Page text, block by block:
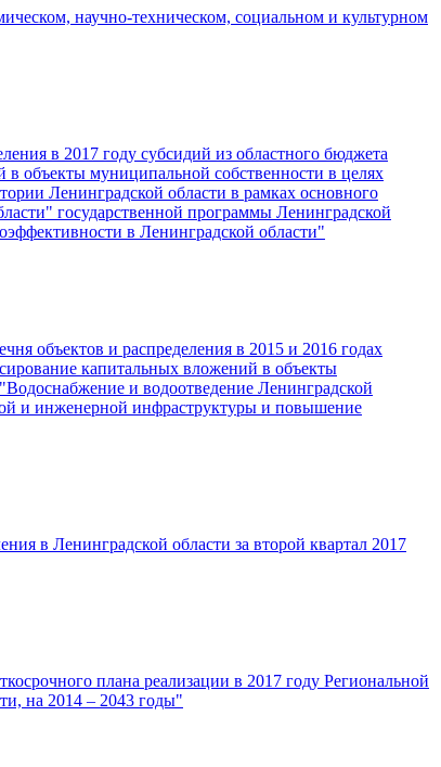
научно-техническом, социальном и культурном
в 2017 году субсидий из областного бюджета
объекты муниципальной собственности в целях
Ленинградской области в рамках основного
государственной программы Ленинградской
в Ленинградской области"
объектов и распределения в 2015 и 2016 годах
капитальных вложений в объекты
и водоотведение Ленинградской
и инженерной инфраструктуры и повышение
в Ленинградской области за второй квартал 2017
плана реализации в 2017 году Региональной
на 2014 – 2043 годы"